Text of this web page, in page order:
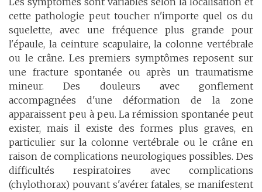
cette pathologie peut toucher n'importe quel os du
squelette, avec une fréquence plus grande pour
l'épaule, la ceinture scapulaire, la colonne vertébrale
ou le crâne. Les premiers symptômes reposent sur
une fracture spontanée ou après un traumatisme
mineur. Des douleurs avec gonflement
accompagnées d'une déformation de la zone
apparaissent peu à peu. La rémission spontanée peut
exister, mais il existe des formes plus graves, en
particulier sur la colonne vertébrale ou le crâne en
raison de complications neurologiques possibles. Des
difficultés respiratoires avec complications
(chylothorax) pouvant s'avérer fatales, se manifestent